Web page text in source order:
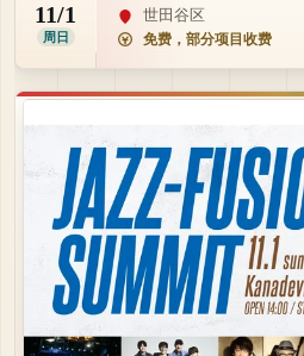
11/1
周日
世田谷区
免费，部分项目收费